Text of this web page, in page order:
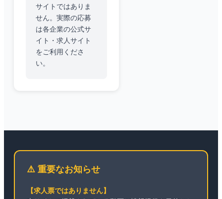
サイトではありま
せん。実際の応募
は各企業の公式サ
イト・求人サイト
をご利用くださ
い。
⚠️ 重要なお知らせ
【求人票ではありません】